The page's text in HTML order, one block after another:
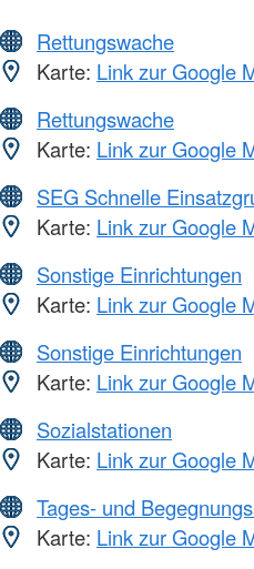
Rettungswache
Karte: Link zur Google
Rettungswache
Karte: Link zur Google
SEG Schnelle
Karte: Link zur Google
Sonstige Einrichtungen
Karte: Link zur Google
Sonstige Einrichtungen
Karte: Link zur Google
Sozialstationen
Karte: Link zur Google
Tages- und
Karte: Link zur Google